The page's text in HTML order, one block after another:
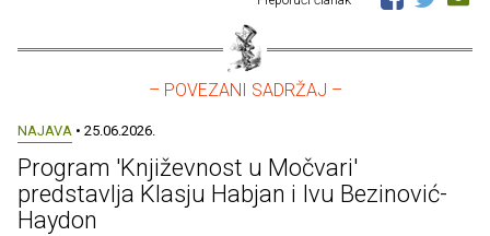
– POVEZANI SADRŽAJ –
NAJAVA • 25.06.2026.
Program 'Književnost u Močvari'
predstavlja Klasju Habjan i Ivu Bezinović-
Haydon